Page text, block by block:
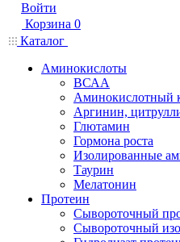
Войти
Корзина 0
Каталог
Аминокислоты
ВСАА
Аминокислотный
Аргинин,
Глютамин
Гормона роста
Изолированные
Таурин
Мелатонин
Протеин
Сывороточный
Сывороточный